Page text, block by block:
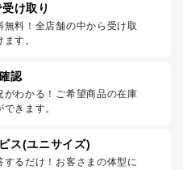
け取り
無料！全店舗の中から受け取
す。
認
がわかる！ご希望商品の在庫
きます。
ス(ユニサイズ)
るだけ！お客さまの体型に